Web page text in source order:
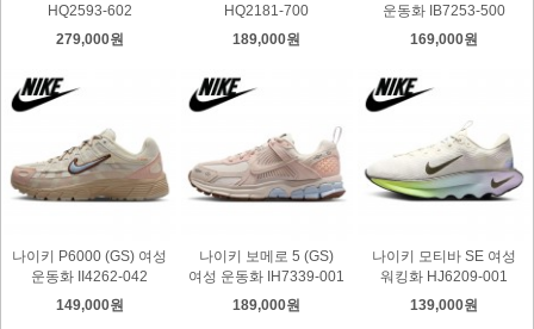
HQ2593-602
279,000원
HQ2181-700
189,000원
운동화 IB7253-500
169,000원
나이키 P6000 (GS) 여성
운동화 II4262-042
149,000원
나이키 보메로 5 (GS)
여성 운동화 IH7339-001
189,000원
나이키 모티바 SE 여성
워킹화 HJ6209-001
139,000원